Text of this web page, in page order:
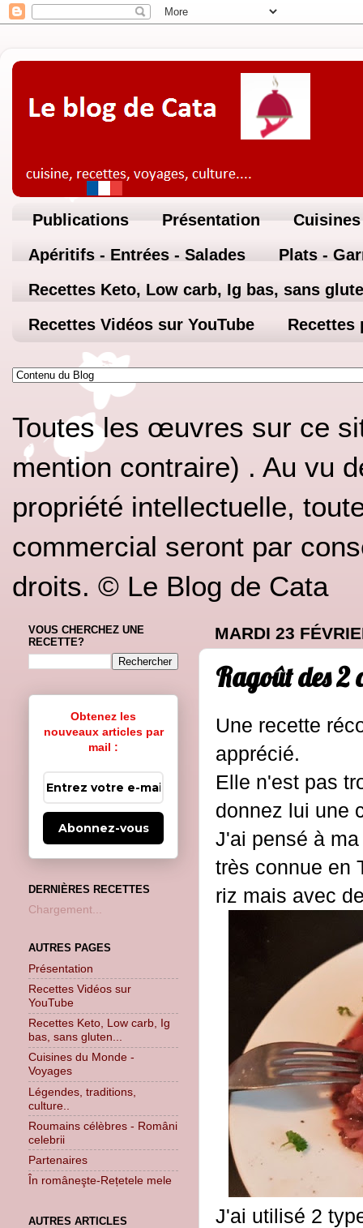
Publications Présentation
Apéritifs - Entrées - Salades
Plats -
Recettes Keto, Low carb, Ig bas, sans
Recettes Vidéos sur YouTube
Recettes
Toutes les œuvres sur ce
mention contraire) . Au vu
propriété intellectuelle,
commercial seront par
droits. © Le Blog de Cata
MARDI 23
Ragoût des 2
Une recette
apprécié.
Elle n'est pas
donnez lui une
J'ai pensé à
très connue en
riz mais avec
J'ai utilisé 2
VOUS CHERCHEZ UNE
RECETTE?
Obtenez les
nouveaux articles par
mail :
Abonnez-vous
DERNIÈRES RECETTES
Chargement...
AUTRES PAGES
Présentation
Recettes Vidéos sur
YouTube
Recettes Keto, Low carb, Ig
bas, sans gluten...
Cuisines du Monde -
Voyages
Légendes, traditions,
culture..
Roumains célèbres - Români
celebrii
Partenaires
În româneşte-Rețetele mele
AUTRES ARTICLES